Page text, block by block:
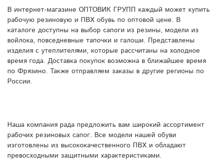
В интернет-магазине ОПТОВИК ГРУПП каждый может купить
рабочую резиновую и ПВХ обувь по оптовой цене. В
каталоге доступны на выбор сапоги из резины, модели из
войлока, повседневные тапочки и галоши. Представлены
изделия с утеплителями, которые рассчитаны на холодное
время года. Доставка покупок возможна в ближайшее время
по Фрязино. Также отправляем заказы в другие регионы по
России.
Наша компания рада предложить вам широкий ассортимент
рабочих резиновых сапог. Все модели нашей обуви
изготовлены из высококачественного ПВХ и обладают
превосходными защитными характеристиками.